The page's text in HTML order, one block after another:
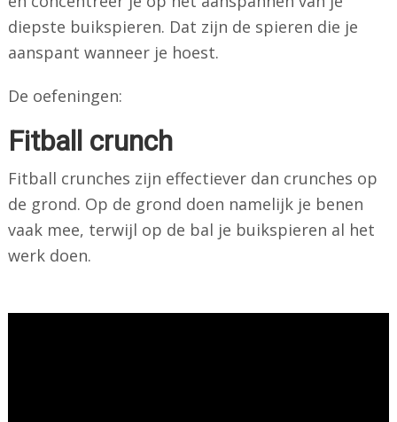
diepste buikspieren. Dat zijn de spieren die je
aanspant wanneer je hoest.
De oefeningen:
Fitball crunch
Fitball crunches zijn effectiever dan crunches op
de grond. Op de grond doen namelijk je benen
vaak mee, terwijl op de bal je buikspieren al het
werk doen.